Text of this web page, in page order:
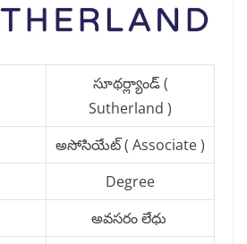
సూథర్ల్యాండ్ (
Sutherland )
అసోసియేట్ ( Associate )
Degree
అవసరం లేధు